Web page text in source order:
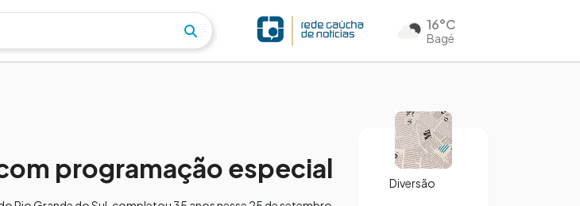
16°C
Bagé
programação especial Diversão